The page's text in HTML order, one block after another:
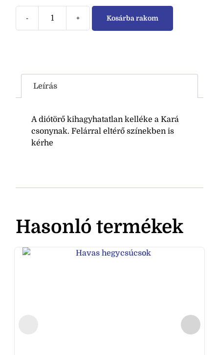
- + Kosárba rakom
Leírás
A diótörő kihagyhatatlan kelléke a Kará
csonynak. Felárral eltérő színekben is
kérhe
Hasonló termékek